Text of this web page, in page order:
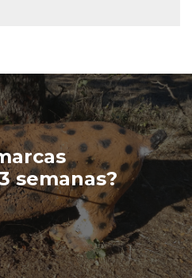
semanas?